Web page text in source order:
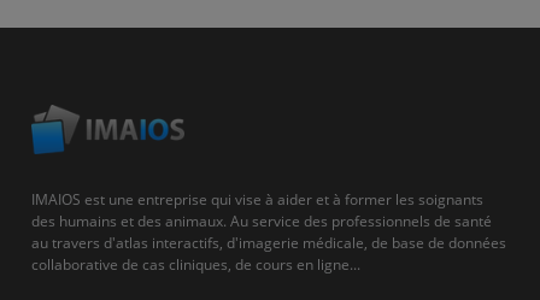
IMAIOS est une entreprise qui vise à aider et à former les soignants
des humains et des animaux. Au service des professionnels de santé
au travers d'atlas interactifs, d'imagerie médicale, de base de données
collaborative de cas cliniques, de cours en ligne...